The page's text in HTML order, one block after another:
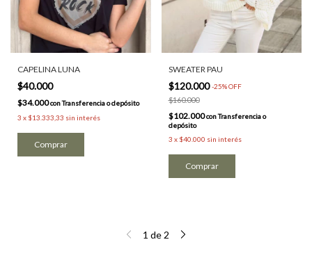
CAPELINA LUNA
$40.000
$34.000conTransferencia o depósito
3 x $13.333,33 sin interés
Comprar
SWEATER PAU
$120.000-25%OFF
$160.000
$102.000conTransferencia o
depósito
3 x $40.000 sin interés
Comprar
1 de 2